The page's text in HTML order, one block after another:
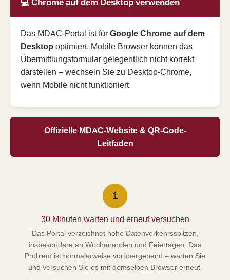
Das MDAC-Portal ist fürGoogle Chrome auf dem
Desktop optimiert. Mobile Browser können das
Übermittlungsformular gelegentlich nicht korrekt
darstellen – wechseln Sie zu Desktop-Chrome,
wenn Mobile nicht funktioniert.
Offizielle MDAC-Website & QR-Code-
Leitfaden
1
30 Minuten warten und erneut versuchen
Das Portal verzeichnet hohe Datenverkehrsspitzen,
insbesondere an Wochenenden und Feiertagen. Das
Problem ist normalerweise vorübergehend – warten Sie
und versuchen Sie es mit demselben Browser erneut.